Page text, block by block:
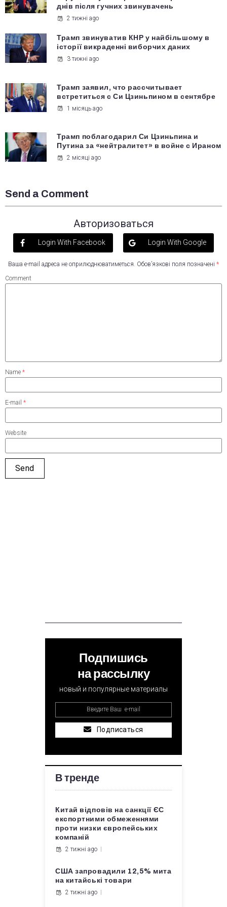
днів після гучних звинувачень
2 тижні ago
Трамп звинуватив КНР у найбільшому в
історії викраденні виборчих даних
3 тижні ago
Трамп заявил, что рассчитывает
встретиться с Си Цзиньпином в сентябре
1 місяць ago
Трамп поблагодарил Си Цзиньпина и
Путина за «нейтралитет» в войне с Ираном
2 місяці ago
Send a Comment
Авторизоваться
Login With Facebook Login With Google
Ваша e-mail адреса не оприлюднюватиметься. Обов’язкові поля позначені *
Comment
Name *
E-mail *
Website
Подпишись
на рассылку
новый и популярные материалы
Подписаться
В тренде
Китай відповів на санкції ЄС
експортними обмеженнями
проти низки європейських
компаній
2 тижні ago
США запровадили 12,5% мита
на китайські товари
2 тижні ago